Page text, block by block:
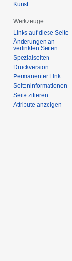
Kunst
Werkzeuge
Links auf diese Seite
Änderungen an
verlinkten Seiten
Spezialseiten
Druckversion
Permanenter Link
Seiten­­informationen
Seite zitieren
Attribute anzeigen